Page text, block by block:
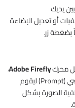
أو تعديل الإضاءة
محركAdobe Firefly،
يمكنك الآن تحديد أي جزء من الصورة وكتابة أمر نصي (Prompt) ليقوم
الصورة بشكل